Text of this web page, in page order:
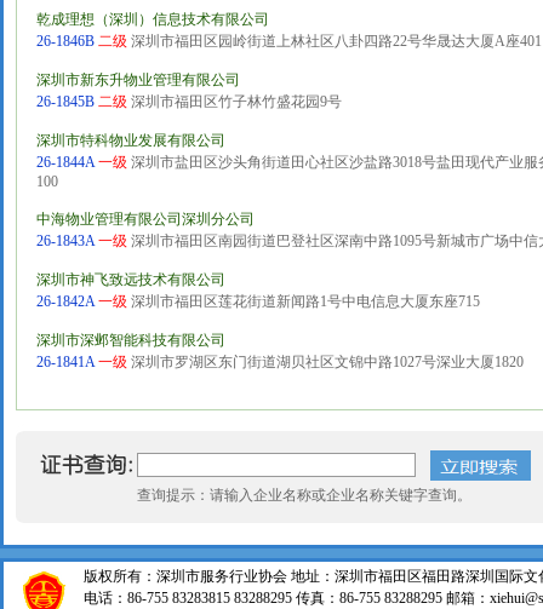
乾成理想（深圳）信息技术有限公司
26-1846B 二级 深圳市福田区园岭街道上林社区八卦四路22号华晟达大厦A座401
深圳市新东升物业管理有限公司
26-1845B 二级 深圳市福田区竹子林竹盛花园9号
深圳市特科物业发展有限公司
26-1844A 一级 深圳市盐田区沙头角街道田心社区沙盐路3018号盐田现代产业
100
中海物业管理有限公司深圳分公司
26-1843A 一级 深圳市福田区南园街道巴登社区深南中路1095号新城市广场中信
深圳市神飞致远技术有限公司
26-1842A 一级 深圳市福田区莲花街道新闻路1号中电信息大厦东座715
深圳市深邺智能科技有限公司
26-1841A 一级 深圳市罗湖区东门街道湖贝社区文锦中路1027号深业大厦1820
查询提示：请输入企业名称或企业名称关键字查询。
版权所有：深圳市服务行业协会 地址：深圳市福田区福田路深圳国际文
电话：86-755 83283815 83288295 传真：86-755 83288295 邮箱：